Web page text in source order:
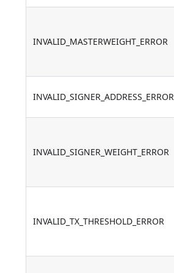
INVALID_MASTERWEIGHT_ERROR
INVALID_SIGNER_ADDRESS_ERROR
INVALID_SIGNER_WEIGHT_ERROR
INVALID_TX_THRESHOLD_ERROR